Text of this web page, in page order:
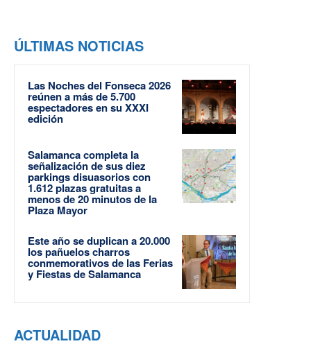
ÚLTIMAS NOTICIAS
Las Noches del Fonseca 2026
reúnen a más de 5.700
espectadores en su XXXI
edición
Salamanca completa la
señalización de sus diez
parkings disuasorios con
1.612 plazas gratuitas a
menos de 20 minutos de la
Plaza Mayor
Este año se duplican a 20.000
los pañuelos charros
conmemorativos de las Ferias
y Fiestas de Salamanca
ACTUALIDAD